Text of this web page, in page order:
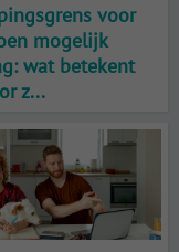
voor
mogelijk
wat betekent
z...